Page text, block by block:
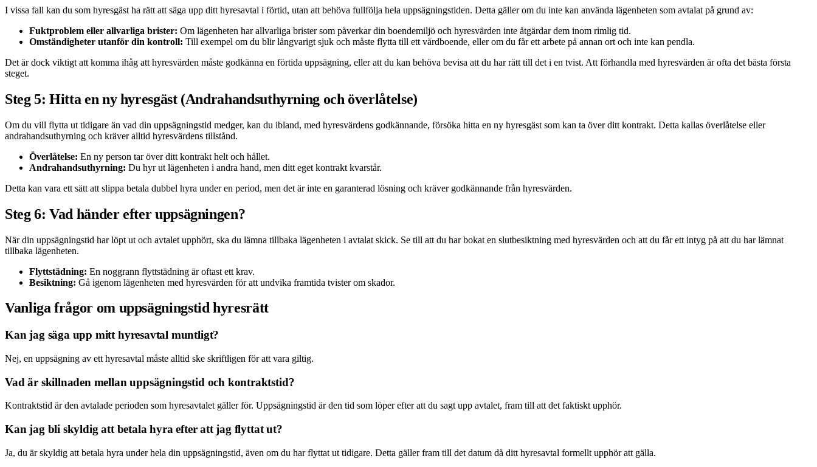
I vissa fall kan du som hyresgäst ha rätt att säga upp ditt hyresavtal i förtid, utan att behöva fullfölja hela uppsägningstiden. Detta gäller om du inte kan använda lägenheten som avtalat på grund av:
Fuktproblem eller allvarliga brister: Om lägenheten har allvarliga brister som påverkar din boendemiljö och hyresvärden inte åtgärdar dem inom rimlig tid.
Omständigheter utanför din kontroll: Till exempel om du blir långvarigt sjuk och måste flytta till ett vårdboende, eller om du får ett arbete på annan ort och inte kan pendla.
Det är dock viktigt att komma ihåg att hyresvärden måste godkänna en förtida uppsägning, eller att du kan behöva bevisa att du har rätt till det i en tvist. Att förhandla med hyresvärden är ofta det bästa första
steget.
Steg 5: Hitta en ny hyresgäst (Andrahandsuthyrning och överlåtelse)
Om du vill flytta ut tidigare än vad din uppsägningstid medger, kan du ibland, med hyresvärdens godkännande, försöka hitta en ny hyresgäst som kan ta över ditt kontrakt. Detta kallas överlåtelse eller
andrahandsuthyrning och kräver alltid hyresvärdens tillstånd.
Överlåtelse: En ny person tar över ditt kontrakt helt och hållet.
Andrahandsuthyrning: Du hyr ut lägenheten i andra hand, men ditt eget kontrakt kvarstår.
Detta kan vara ett sätt att slippa betala dubbel hyra under en period, men det är inte en garanterad lösning och kräver godkännande från hyresvärden.
Steg 6: Vad händer efter uppsägningen?
När din uppsägningstid har löpt ut och avtalet upphört, ska du lämna tillbaka lägenheten i avtalat skick. Se till att du har bokat en slutbesiktning med hyresvärden och att du får ett intyg på att du har lämnat
tillbaka lägenheten.
Flyttstädning: En noggrann flyttstädning är oftast ett krav.
Besiktning: Gå igenom lägenheten med hyresvärden för att undvika framtida tvister om skador.
Vanliga frågor om uppsägningstid hyresrätt
Kan jag säga upp mitt hyresavtal muntligt?
Nej, en uppsägning av ett hyresavtal måste alltid ske skriftligen för att vara giltig.
Vad är skillnaden mellan uppsägningstid och kontraktstid?
Kontraktstid är den avtalade perioden som hyresavtalet gäller för. Uppsägningstid är den tid som löper efter att du sagt upp avtalet, fram till att det faktiskt upphör.
Kan jag bli skyldig att betala hyra efter att jag flyttat ut?
Ja, du är skyldig att betala hyra under hela din uppsägningstid, även om du har flyttat ut tidigare. Detta gäller fram till det datum då ditt hyresavtal formellt upphör att gälla.